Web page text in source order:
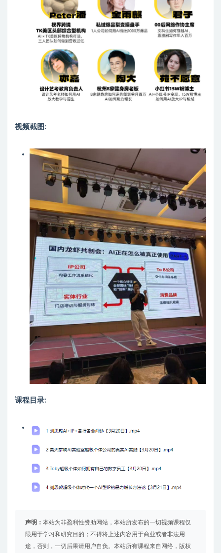
视频截图:
课程目录:
声明： 本站为非盈利性赞助网站，本站所发布的一切视频课程仅
限用于学习和研究目的；不得将上述内容用于商业或者非法用
途，否则，一切后果请用户自负。本站所有课程来自网络，版权